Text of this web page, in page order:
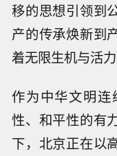
移的思想引领到
产的传承焕新到
着无限生机与活力
作为中华文明
性、和平性的有
下，北京正在以